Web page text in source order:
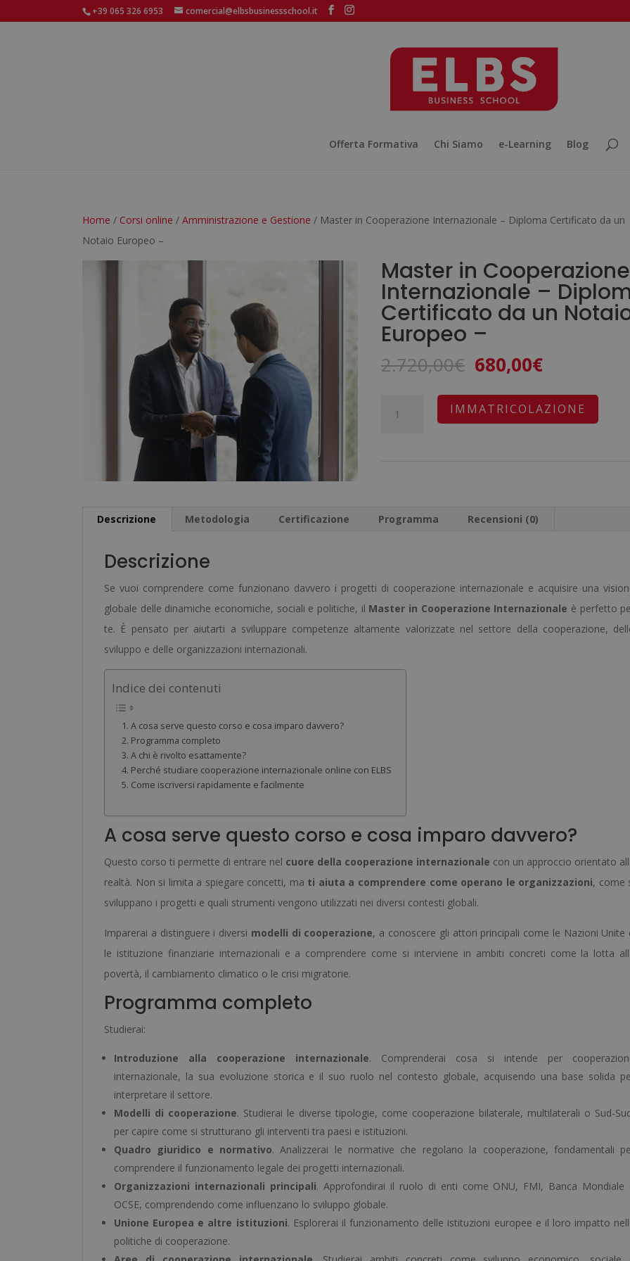
+39 065 326 6953 comercial@elbsbusinessschool.it
Offerta Formativa Chi Siamo e-Learning Blog
Home / Corsi online / Amministrazione e Gestione / Master in Cooperazione Internazionale – Diploma Certificato da un
Notaio Europeo –
Master in Cooperazione
Internazionale –
Certificato da un
Europeo –
2.720,00€ Il
originale
era:
680,00€Il
attuale
è:
Certificato
Notaio
Europeo
-
IMMATRICOLAZIONE
v
e
:
Descrizione Metodologia Certificazione Programma Recensioni (0)
Descrizione
Se vuoi comprendere come funzionano davvero i progetti di cooperazione internazionale e acquisire una
globale delle dinamiche economiche, sociali e politiche, il Master in Cooperazione Internazionale è perfetto
te. È pensato per aiutarti a sviluppare competenze altamente valorizzate nel settore della cooperazione,
sviluppo e delle organizzazioni internazionali.
Indice dei contenuti
A cosa serve questo corso e cosa imparo davvero?
Programma completo
A chi è rivolto esattamente?
Perché studiare cooperazione internazionale online con ELBS
Come iscriversi rapidamente e facilmente
A cosa serve questo corso e cosa imparo davvero?
Questo corso ti permette di entrare nel cuore della cooperazione internazionale con un approccio orientato
realtà. Non si limita a spiegare concetti, ma ti aiuta a comprendere come operano le organizzazioni, come
sviluppano i progetti e quali strumenti vengono utilizzati nei diversi contesti globali.
Imparerai a distinguere i diversi modelli di cooperazione, a conoscere gli attori principali come le Nazioni Unite
le istituzione finanziarie internazionali e a comprendere come si interviene in ambiti concreti come la lotta
povertà, il cambiamento climatico o le crisi migratorie.
Programma completo
Studierai:
Introduzione alla cooperazione internazionale. Comprenderai cosa si intende per
internazionale, la sua evoluzione storica e il suo ruolo nel contesto globale, acquisendo una base solida
interpretare il settore.
Modelli di cooperazione. Studierai le diverse tipologie, come cooperazione bilaterale, multilaterali o Sud-
per capire come si strutturano gli interventi tra paesi e istituzioni.
Quadro giuridico e normativo. Analizzerai le normative che regolano la cooperazione, fondamentali
comprendere il funzionamento legale dei progetti internazionali.
Organizzazioni internazionali principali. Approfondirai il ruolo di enti come ONU, FMI, Banca Mondiale
OCSE, comprendendo come influenzano lo sviluppo globale.
Unione Europea e altre istituzioni. Esplorerai il funzionamento delle istituzioni europee e il loro impatto
politiche di cooperazione.